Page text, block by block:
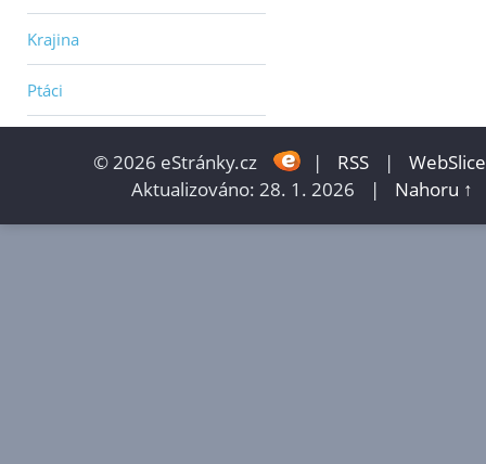
Krajina
Ptáci
© 2026 eStránky.cz | RSS |
WebSlice
Aktualizováno: 28. 1. 2026
| Nahoru ↑